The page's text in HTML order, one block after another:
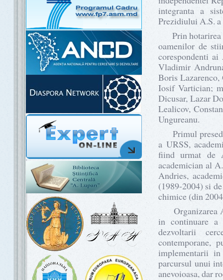
integranta a
Prezidiului A.S.
Prin hotarirea
oamenilor de
corespondenti
Vladimir
Boris
Iosif Vartician;
Dicusar, Lazar
Lealicov,
Ungureanu.
Primul
a URSS,
fiind urmat de
academician al
Andries,
(1989-2004) si
chimice (din
Organizarea
in continuare a
dezvoltarii
contemporane,
implementarii
parcursul unui
anevoioasa, dar